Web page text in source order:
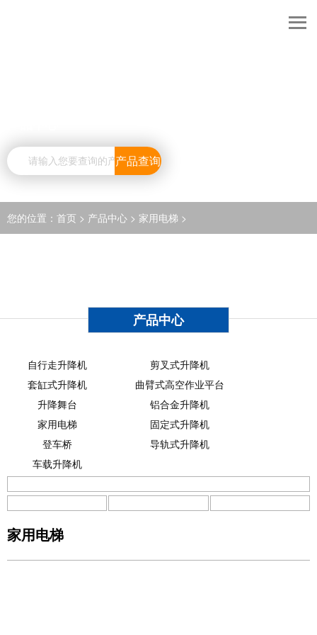
产品查询
您的位置： 首页 > 产品中心 > 家用电梯 >
产品中心
自行走升降机
剪叉式升降机
套缸式升降机
曲臂式高空作业平台
升降舞台
铝合金升降机
家用电梯
固定式升降机
登车桥
导轨式升降机
车载升降机
家用电梯